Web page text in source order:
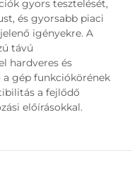
gyors tesztelését,
és gyorsabb piaci
igényekre. A
távú
hardveres és
gép funkciókörének
a fejlődő
előírásokkal.